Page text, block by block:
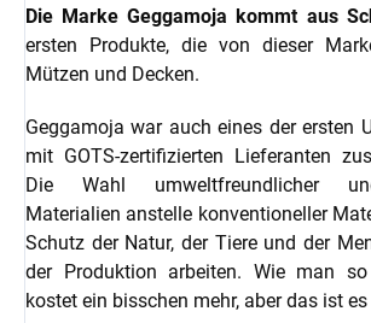
Die Marke Geggamoja kommt aus
ersten Produkte, die von dieser
Mützen und Decken.
Geggamoja war auch eines der ersten
mit GOTS-zertifizierten Lieferanten
Die Wahl umweltfreundlicher
Materialien anstelle konventioneller
Schutz der Natur, der Tiere und der
der Produktion arbeiten. Wie man
kostet ein bisschen mehr, aber das ist es